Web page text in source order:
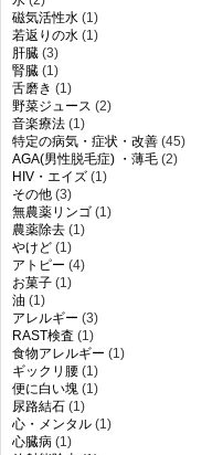
磁気活性水 (1)
若返りの水 (1)
肝臓 (3)
腎臓 (1)
舌磨き (1)
野菜ジュース (2)
音楽療法 (1)
特定の病気・症状・改善 (45)
AGA(男性脱毛症) ・薄毛 (2)
HIV・エイズ (1)
その他 (3)
無農薬リンゴ (1)
農薬除去 (1)
やけど (1)
アトピー (4)
お菓子 (1)
油 (1)
アレルギー (3)
RAST検査 (1)
食物アレルギー (1)
ギックリ腰 (1)
便に白い塊 (1)
尿路結石 (1)
心・メンタル (1)
心臓病 (1)